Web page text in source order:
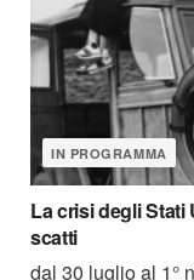
IN PROGRAMMA
La crisi degli
scatti
dal 30 luglio al 1°